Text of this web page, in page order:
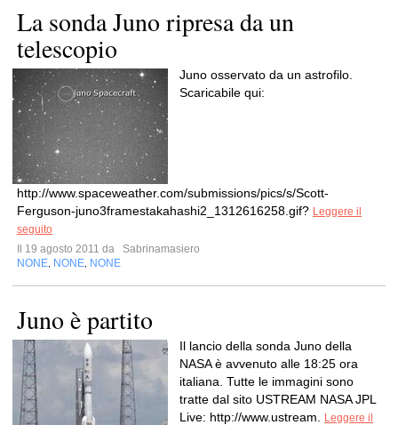
La sonda Juno ripresa da un
telescopio
Juno osservato da un astrofilo.
Scaricabile qui:
http://www.spaceweather.com/submissions/pics/s/Scott-
Ferguson-juno3framestakahashi2_1312616258.gif? Leggere il
seguito
Il 19 agosto 2011 da
Sabrinamasiero
NONE NONE NONE
Juno è partito
Il lancio della sonda Juno della
NASA è avvenuto alle 18:25 ora
italiana. Tutte le immagini sono
tratte dal sito USTREAM NASA JPL
Live: http://www.ustream.
Leggere il